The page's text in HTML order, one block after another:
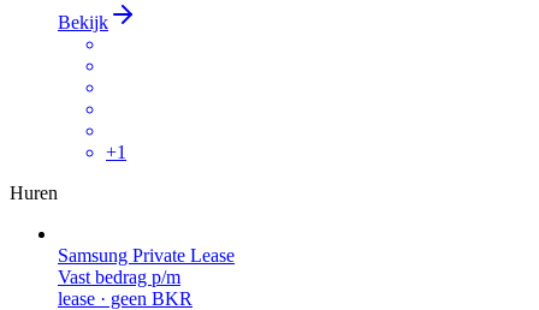
Bekijk
+1
Huren
Samsung Private Lease
Vast bedrag p/m
lease · geen BKR